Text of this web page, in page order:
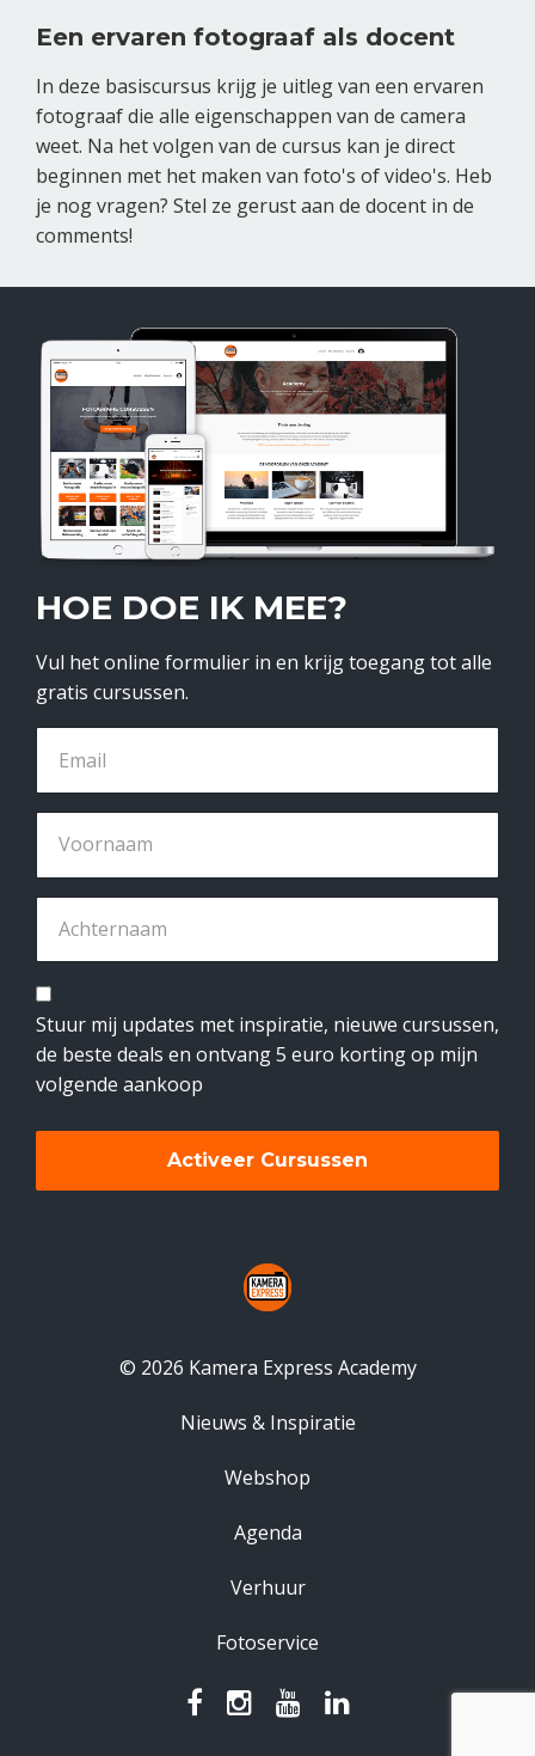
Een ervaren fotograaf als docent
In deze basiscursus krijg je uitleg van een ervaren
fotograaf die alle eigenschappen van de camera
weet. Na het volgen van de cursus kan je direct
beginnen met het maken van foto's of video's. Heb
je nog vragen? Stel ze gerust aan de docent in de
comments!
HOE DOE IK MEE?
Vul het online formulier in en krijg toegang tot alle
gratis cursussen.
Stuur mij updates met inspiratie, nieuwe cursussen,
de beste deals en ontvang 5 euro korting op mijn
volgende aankoop
Activeer Cursussen
© 2026 Kamera Express Academy
Nieuws & Inspiratie
Webshop
Agenda
Verhuur
Fotoservice